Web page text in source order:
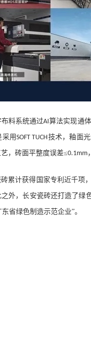
料系统通过AI算法实现通
采用SOFT TUCH技术，釉面
，砖面平整度误差≤0.1mm
累计获得国家专利近千项
之外，长安瓷砖还打造了绿
东省绿色制造示范企业”。